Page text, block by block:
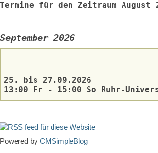
Termine für den Zeitraum August
September 2026
25. bis 27.09.2026
13:00 Fr - 15:00 So Ruhr-
Powered by CMSimpleBlog